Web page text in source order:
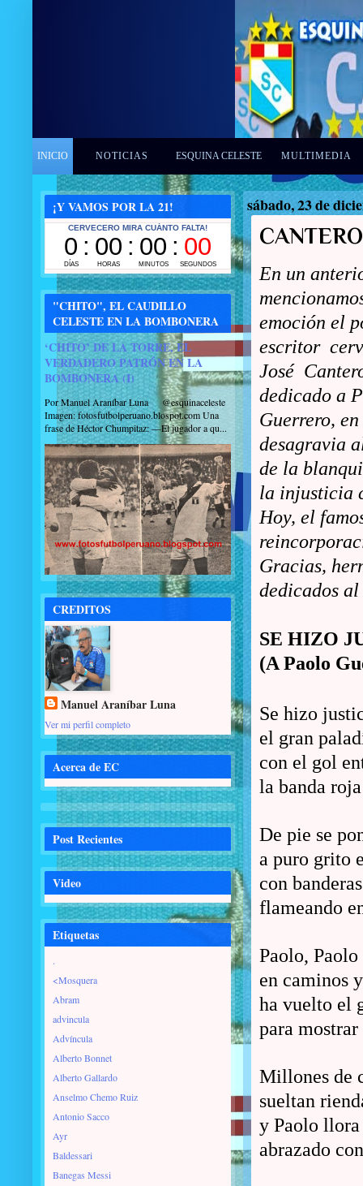
INICIO NOTICIAS ESQUINA CELESTE MULTIMEDIA
sábado, 23 de
En un
emoción el
escritor
José
dedicado a
Guerrero,
desagravia
de la
la injusticia
Hoy, el
Gracias,
dedicados
SE HIZO
(A Paolo
Se hizo
el gran
con el gol
la banda
De pie se
a puro grito
con
flameando
Paolo, Paolo
en caminos
ha vuelto el
para
Millones de
sueltan
y Paolo
abrazado
¡Y VAMOS POR LA 21!
"CHITO", EL CAUDILLO
CELESTE EN LA BOMBONERA
‘CHITO’ DE LA TORRE, EL
VERDADERO PATRÓN EN LA
BOMBONERA (I)
Por Manuel Araníbar Luna @esquinaceleste
Imagen: fotosfutbolperuano.blospot.com Una
frase de Héctor Chumpitaz: —El jugador a qu...
CREDITOS
Manuel Araníbar Luna
Ver mi perfil completo
Acerca de EC
Post Recientes
Video
Etiquetas
.
<Mosquera
Abram
advincula
Advíncula
Alberto Bonnet
Alberto Gallardo
Anselmo Chemo Ruiz
Antonio Sacco
Ayr
Baldessari
Banegas Messi